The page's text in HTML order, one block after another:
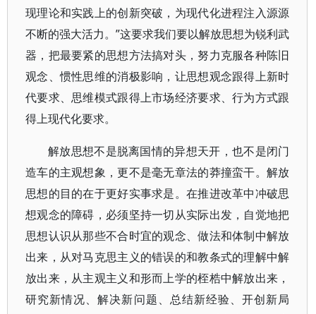
现理论和实践上的创新突破，为现代化进程注入源源
不断的强大活力。”这要求我们要以解放思想为锐利武
器，把最要紧的思想方法搞对头，努力克服各种陈旧
观念、惯性思维的消极影响，让思想观念跟得上新时
代要求、思维模式跟得上市场经济要求、行为方式跟
得上现代化要求。
解放思想不是脱离国情的异想天开，也不是闭门
造车的主观想象，更不是毫无章法的莽撞蛮干。解放
思想的目的在于更好实事求是。在推进改革中冲破思
想观念的障碍，必须坚持一切从实际出发，自觉地把
思想认识从那些不合时宜的观念、做法和体制中解放
出来，从对马克思主义的错误的和教条式的理解中解
放出来，从主观主义和形而上学的桎梏中解放出来，
研究新情况、解决新问题、总结新经验、开创新局